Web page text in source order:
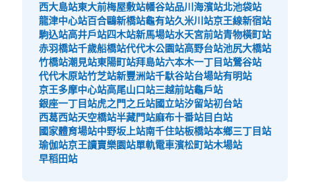
西大島站東大前梅屋敷站幡谷站品川海濱站北池袋站
龍津中心站百合鷗新橋站龜有站久米川站京王線新宿站
駒込站高井戶站四木站新馬場站水天宮前站青物橫町站
赤羽橋站千歲船橋站代代木公園站高野台站池尻大橋站
竹橋站潮見站東陽町站拜島站六本木一丁目站鶯谷站
代代木原站竹芝站新豐洲站千馱谷站台場站有明站
京王多摩中心站高尾山口站三越前站龜戶站
銀座一丁目站虎之門之丘站國立站汐留站初台站
西葛西站天空橋站半藏門站麻布十番站目白站
國家體育場站中野坂上站南千住站板橋站本鄉三丁目站
瑜伽站京王讀賣樂園站單軌電車濱松町站木場站
早稻田站